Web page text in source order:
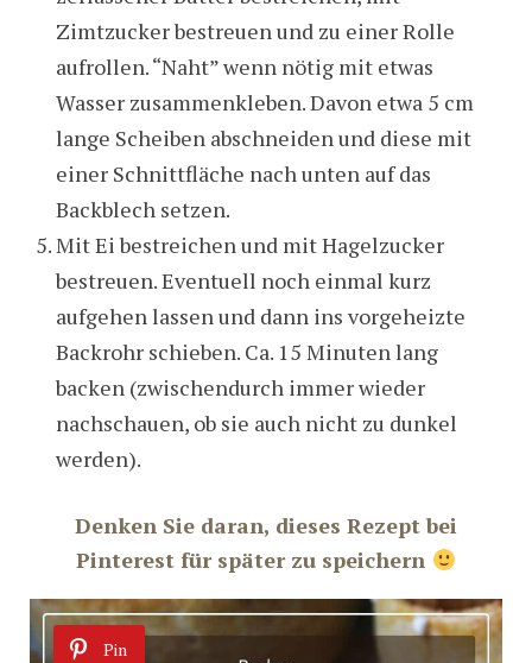
Zimtzucker bestreuen und zu einer Rolle
aufrollen. “Naht” wenn nötig mit etwas
Wasser zusammenkleben. Davon etwa 5 cm
lange Scheiben abschneiden und diese mit
einer Schnittfläche nach unten auf das
Backblech setzen.
Mit Ei bestreichen und mit Hagelzucker
bestreuen. Eventuell noch einmal kurz
aufgehen lassen und dann ins vorgeheizte
Backrohr schieben. Ca. 15 Minuten lang
backen (zwischendurch immer wieder
nachschauen, ob sie auch nicht zu dunkel
werden).
Denken Sie daran, dieses Rezept bei
Pinterest für später zu speichern
Pin